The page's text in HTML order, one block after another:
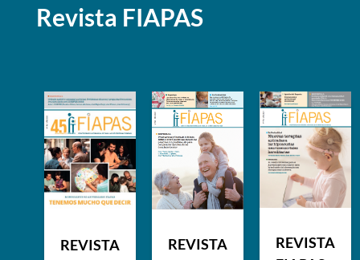
Revista FIAPAS
REVISTA
REVISTA
REVISTA